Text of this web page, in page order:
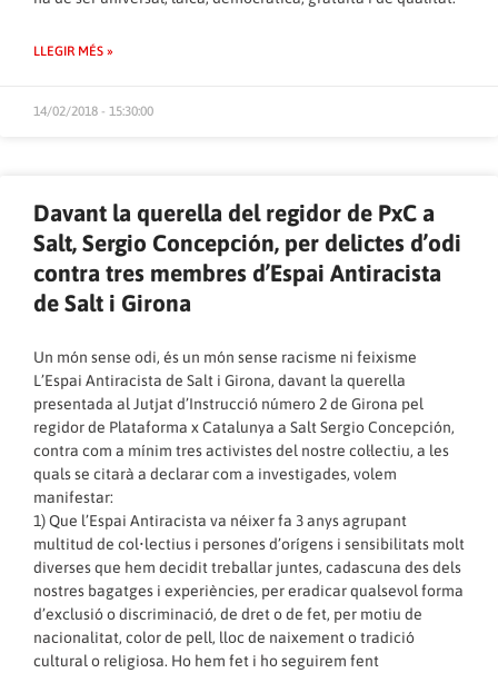
LLEGIR MÉS »
14/02/2018 - 15:30:00
Davant la querella del regidor de PxC a
Salt, Sergio Concepción, per delictes d’odi
contra tres membres d’Espai Antiracista
de Salt i Girona
Un món sense odi, és un món sense racisme ni feixisme
L’Espai Antiracista de Salt i Girona, davant la querella
presentada al Jutjat d’Instrucció número 2 de Girona pel
regidor de Plataforma x Catalunya a Salt Sergio Concepción,
contra com a mínim tres activistes del nostre col·lectiu, a les
quals se citarà a declarar com a investigades, volem
manifestar:
1) Que l’Espai Antiracista va néixer fa 3 anys agrupant
multitud de col•lectius i persones d’orígens i sensibilitats molt
diverses que hem decidit treballar juntes, cadascuna des dels
nostres bagatges i experiències, per eradicar qualsevol forma
d’exclusió o discriminació, de dret o de fet, per motiu de
nacionalitat, color de pell, lloc de naixement o tradició
cultural o religiosa. Ho hem fet i ho seguirem fent